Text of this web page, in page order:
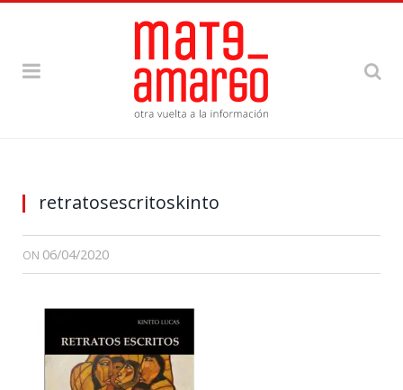
retratosescritoskinto
ON 06/04/2020